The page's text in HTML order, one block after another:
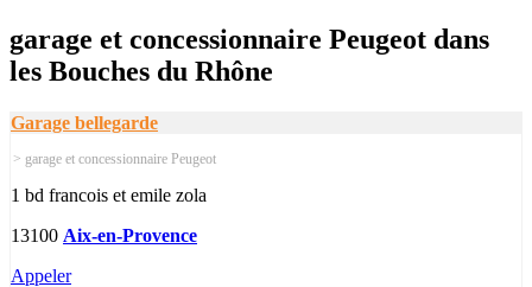
garage et concessionnaire Peugeot dans
les Bouches du Rhône
Garage bellegarde
> garage et concessionnaire Peugeot
1 bd francois et emile zola
13100 Aix-en-Provence
Appeler